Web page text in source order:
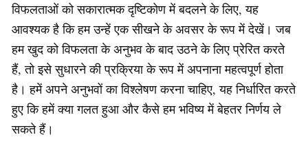
विफलताओं को सकारात्मक दृष्टिकोण में बदलने के लिए, यह
आवश्यक है कि हम उन्हें एक सीखने के अवसर के रूप में देखें। जब
हम खुद को विफलता के अनुभव के बाद उठने के लिए प्रेरित करते
हैं, तो इसे सुधारने की प्रक्रिया के रूप में अपनाना महत्वपूर्ण होता
है। हमें अपने अनुभवों का विश्लेषण करना चाहिए, यह निर्धारित करते
हुए कि हमें क्या गलत हुआ और कैसे हम भविष्य में बेहतर निर्णय ले
सकते हैं।